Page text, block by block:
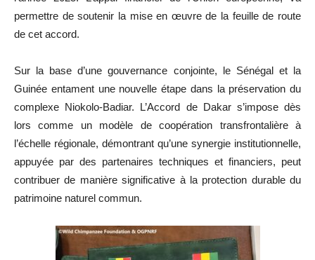
permettre de soutenir la mise en œuvre de la feuille de route
de cet accord.
Sur la base d’une gouvernance conjointe, le Sénégal et la
Guinée entament une nouvelle étape dans la préservation du
complexe Niokolo-Badiar. L’Accord de Dakar s’impose dès
lors comme un modèle de coopération transfrontalière à
l’échelle régionale, démontrant qu’une synergie institutionnelle,
appuyée par des partenaires techniques et financiers, peut
contribuer de manière significative à la protection durable du
patrimoine naturel commun.